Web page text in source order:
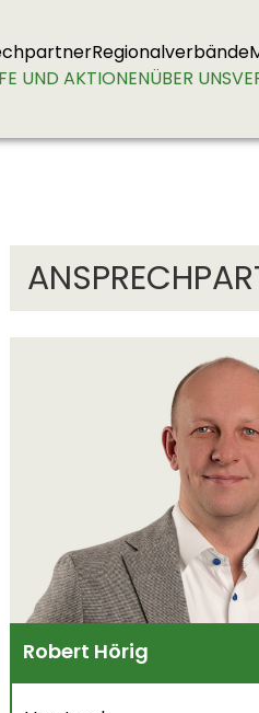
Regionalverbände
UND AKTIONENÜBER UNS
Robert Hörig